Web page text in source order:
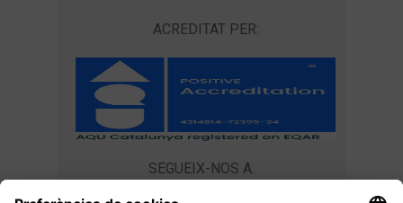
ACREDITAT PER:
SEGUEIX-NOS A: